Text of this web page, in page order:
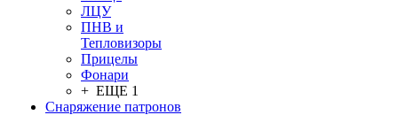
ЛЦУ
ПНВ и
Тепловизоры
Прицелы
Фонари
+ ЕЩЕ 1
Снаряжение патронов